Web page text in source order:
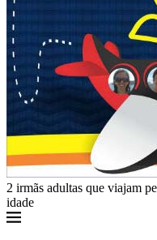
2 irmãs adultas que viajam
idade